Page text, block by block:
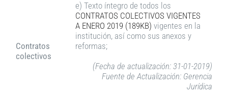
Contratos
colectivos
e) Texto íntegro de todos los
CONTRATOS COLECTIVOS VIGENTES
A ENERO 2019 (189KB) vigentes en la
institución, así como sus anexos y
reformas;
(Fecha de actualización: 31-01-2019)
Fuente de Actualización: Gerencia
Jurídica